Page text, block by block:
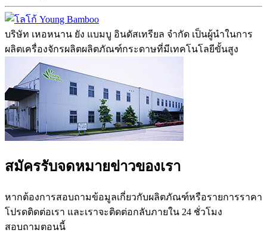
บริษัท เหอหนาน ยัง แบมบู อินดัสเทรียล จำกัด เป็นผู้นำในการ
ผลิตเครื่องจักรผลิตผลิตภัณฑ์กระดาษที่มีเทคโนโลยีขั้นสูง
สมัครรับจดหมายข่าวของเรา
หากต้องการสอบถามข้อมูลเกี่ยวกับผลิตภัณฑ์หรือรายการราคา
โปรดติดต่อเรา และเราจะติดต่อกลับภายใน 24 ชั่วโมง
สอบถามตอนนี้